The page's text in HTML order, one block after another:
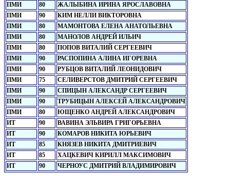
ПМИ
80
ЖАЛЫБИНА ИРИНА ЯРОСЛАВОВНА
ПМИ
90
КИМ НЕЛЛИ ВИКТОРОВНА
ПМИ
80
МАМОНТОВА ЕЛЕНА АНАТОЛЬЕВНА
ПМИ
80
МАНОЛОВ АНДРЕЙ ИЛЬИЧ
ПМИ
80
ПОПОВ ВИТАЛИЙ СЕРГЕЕВИЧ
ПМИ
90
РАСПОПИНА АЛИНА ИГОРЕВНА
ПМИ
90
РУБЦОВ ВИТАЛИЙ ЛЕОНИДОВИЧ
ПМИ
75
СЕЛИВЕРСТОВ ДМИТРИЙ СЕРГЕЕВИЧ
ПМИ
90
СПИЦЫН АЛЕКСАНДР СЕРГЕЕВИЧ
ПМИ
90
ТРУБИЦЫН АЛЕКСЕЙ АЛЕКСАНДРОВИЧ
ПМИ
80
ЮЩЕНКО АНДРЕЙ АЛЕКСАНДРОВИЧ
ИТ
90
ВАВИНА ЭЛЬВИРА ГРИГОРЬЕВНА
ИТ
90
КОМАРОВ НИКИТА ЮРЬЕВИЧ
ИТ
85
КНЯЗЕВ НИКИТА ДМИТРИЕВИЧ
ИТ
85
ХАЦКЕВИЧ КИРИЛЛ МАКСИМОВИЧ
ИТ
90 ЧЕРНОУС ДМИТРИЙ ВЛАДИМИРОВИЧ